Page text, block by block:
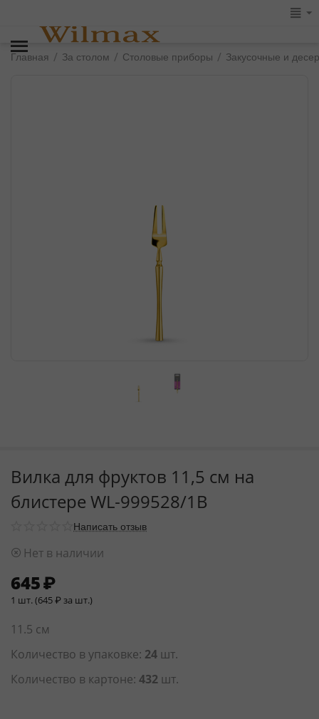
Главная / За столом / Столовые приборы / Закусочные и
Вилка для фруктов 11,5 см на
блистере WL‑999528/1B
Написать отзыв
Нет в наличии
645₽
1 шт. (645₽за шт.)
11.5 см
Количество в упаковке: 24 шт.
Количество в картоне: 432 шт.